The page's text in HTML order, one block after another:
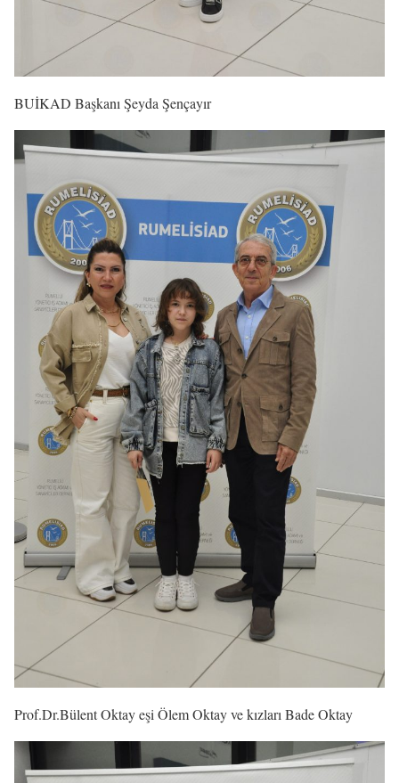
BUİKAD Başkanı Şeyda Şençayır
Prof.Dr.Bülent Oktay eşi Ölem Oktay ve kızları Bade Oktay